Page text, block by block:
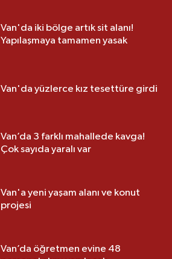
Van'da iki bölge artık sit alanı!
Yapılaşmaya tamamen yasak
Van'da yüzlerce kız tesettüre girdi
Van’da 3 farklı mahallede kavga!
Çok sayıda yaralı var
Van'a yeni yaşam alanı ve konut
projesi
Van’da öğretmen evine 48